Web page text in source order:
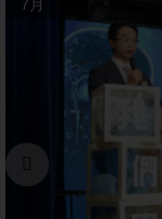
7月